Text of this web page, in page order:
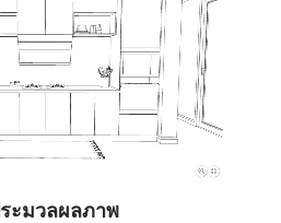
ะมวลผลภาพ